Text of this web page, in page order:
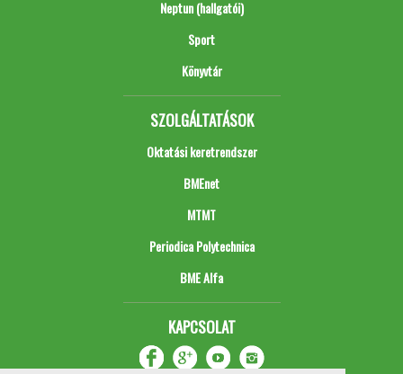
Neptun (hallgatói)
Sport
Könyvtár
SZOLGÁLTATÁSOK
Oktatási keretrendszer
BMEnet
MTMT
Periodica Polytechnica
BME Alfa
KAPCSOLAT